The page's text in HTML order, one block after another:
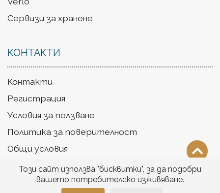
Сервизи за хранене
КОНТАКТИ
Контакти
Регистрация
Условия за ползване
Политика за поверителност
Общи условия
Доставка
Този сайт използва "бисквитки", за да подобри
вашето потребителско изживяване.